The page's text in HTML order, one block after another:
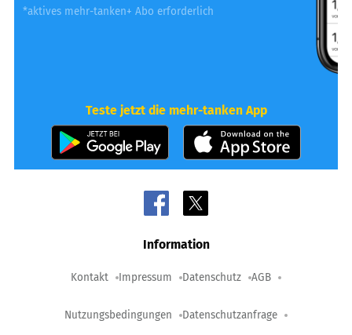
*aktives mehr-tanken+ Abo erforderlich
Teste jetzt die mehr-tanken App
Information
Kontakt Impressum Datenschutz AGB
Nutzungsbedingungen Datenschutzanfrage